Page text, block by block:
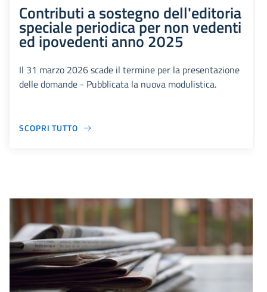
Contributi a sostegno dell'editoria
speciale periodica per non vedenti
ed ipovedenti anno 2025
Il 31 marzo 2026 scade il termine per la presentazione
delle domande - Pubblicata la nuova modulistica.
SCOPRI TUTTO